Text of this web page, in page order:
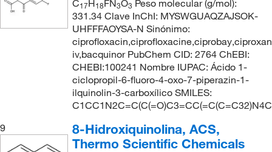
C17H18FN3O3 Peso molecular (g/mol):
331.34 Clave InChI: MYSWGUAQZAJSOK-
UHFFFAOYSA-N Sinónimo:
iv,bacquinor PubChem CID: 2764 ChEBI:
CHEBI:100241 Nombre IUPAC: Ácido 1-
ciclopropil-6-fluoro-4-oxo-7-piperazin-1-
ilquinolin-3-carboxílico SMILES:
9
8-Hidroxiquinolina, ACS,
Thermo Scientific Chemicals